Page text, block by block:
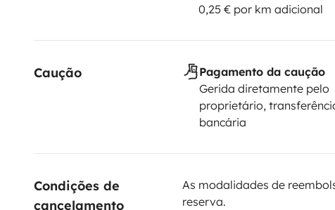
0,25 € por km adicional
Caução
Pagamento da caução
Gerida diretamente pelo
proprietário,
bancária
Condições de
cancelamento
As modalidades de
reserva.